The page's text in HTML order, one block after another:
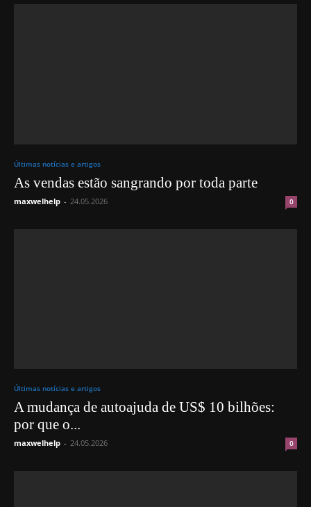
Últimas notícias e artigos
As vendas estão sangrando por toda parte
maxwelhelp - 24.05.2026 0
Últimas notícias e artigos
A mudança de autoajuda de US$ 10 bilhões:
por que o...
maxwelhelp - 24.05.2026 0